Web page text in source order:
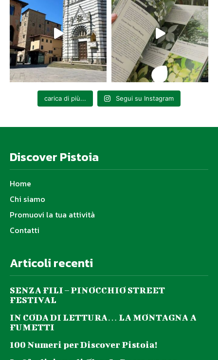
carica di più... Segui su Instagram
Discover Pistoia
Home
Chi siamo
Promuovi la tua attività
Contatti
Articoli recenti
SENZA FILI – PINOCCHIO STREET
FESTIVAL
IN CODA DI LETTURA… LA MONTAGNA A
FUMETTI
100 Numeri per Discover Pistoia!